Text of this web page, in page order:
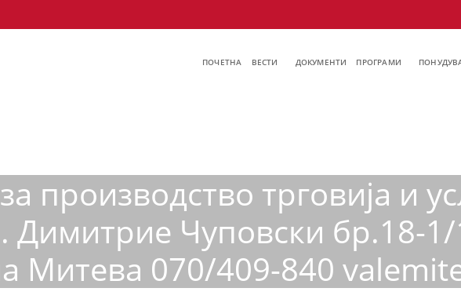
ПОЧЕТНА ВЕСТИ ДОКУМЕНТИ ПРОГРАМИ
производство трговија и
Димитрие Чуповски бр.18-1/
Митева 070/409-840